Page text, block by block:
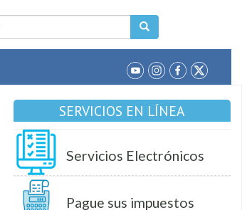
SERVICIOS EN LÍNEA
Servicios Electrónicos
Pague sus impuestos